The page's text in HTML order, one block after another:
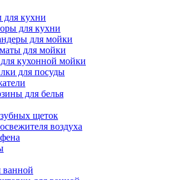
для кухни
для кухни
для мойки
для мойки
кухонной мойки
для посуды
для белья
щеток
воздуха
ванной